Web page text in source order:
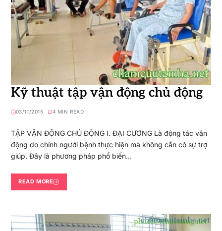
Kỹ thuật tập vận động chủ động
03/11/2015 4 MIN READ
TẬP VẬN ĐỘNG CHỦ ĐỘNG I. ĐẠI CƯƠNG Là động tác vận
động do chính người bệnh thực hiện mà không cần có sự trợ
giúp. Đây là phương pháp phổ biến…
READ MORE